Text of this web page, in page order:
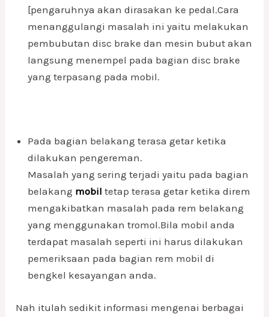
[pengaruhnya akan dirasakan ke pedal.Cara
menanggulangi masalah ini yaitu melakukan
pembubutan disc brake dan mesin bubut akan
langsung menempel pada bagian disc brake
yang terpasang pada mobil.
Pada bagian belakang terasa getar ketika
dilakukan pengereman.
Masalah yang sering terjadi yaitu pada bagian
belakang mobil tetap terasa getar ketika direm
mengakibatkan masalah pada rem belakang
yang menggunakan tromol.Bila mobil anda
terdapat masalah seperti ini harus dilakukan
pemeriksaan pada bagian rem mobil di
bengkel kesayangan anda.
Nah itulah sedikit informasi mengenai berbagai